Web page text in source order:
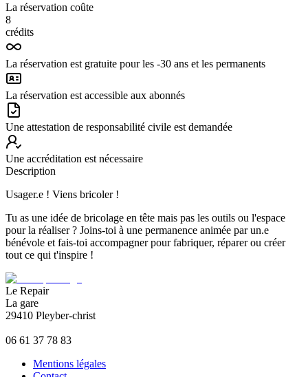
La réservation coûte
8
crédits
La réservation est gratuite pour les -30 ans et les permanents
La réservation est accessible aux abonnés
Une attestation de responsabilité civile est demandée
Une accréditation est nécessaire
Description
Usager.e ! Viens bricoler !
Tu as une idée de bricolage en tête mais pas les outils ou l'espace
pour la réaliser ? Joins-toi à une permanence animée par un.e
bénévole et fais-toi accompagner pour fabriquer, réparer ou créer
tout ce qui t'inspire !
Le Repair
La gare
29410 Pleyber-christ
06 61 37 78 83
Mentions légales